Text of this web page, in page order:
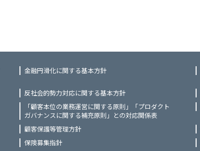
金融円滑化に関する基本方針
反社会的勢力対応に関する基本方針
「顧客本位の業務運営に関する原則」「プロダクト
ガバナンスに関する補充原則」との対応関係表
顧客保護等管理方針
保険募集指針